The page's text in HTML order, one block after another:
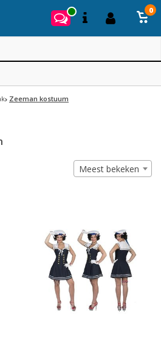
0
Zeeman kostuum
Meest bekeken